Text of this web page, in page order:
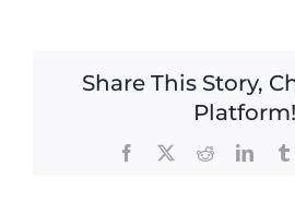
Share This Story,
Platform!
Facebook Reddit